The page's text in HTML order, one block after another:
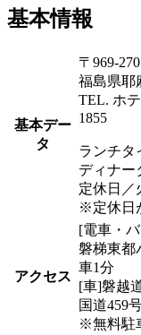
基本情報
基本デー
タ
〒969-
福島県耶
TEL. ホ
1855
ランチタ
ディナー
定休日／
※定休日
アクセス
[電車・
磐梯東都
車1分
[車]磐越
国道459
※無料駐